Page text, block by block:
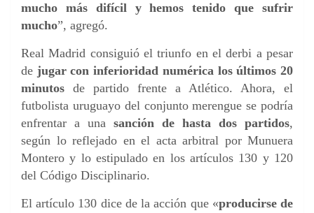
mucho más difícil y hemos tenido que sufrir
mucho”, agregó.
Real Madrid consiguió el triunfo en el derbi a pesar
de jugar con inferioridad numérica los últimos 20
minutos de partido frente a Atlético. Ahora, el
futbolista uruguayo del conjunto merengue se podría
enfrentar a una sanción de hasta dos partidos,
según lo reflejado en el acta arbitral por Munuera
Montero y lo estipulado en los artículos 130 y 120
del Código Disciplinario.
El artículo 130 dice de la acción que «producirse de